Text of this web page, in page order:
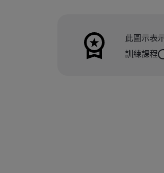
此圖示表
訓練課程